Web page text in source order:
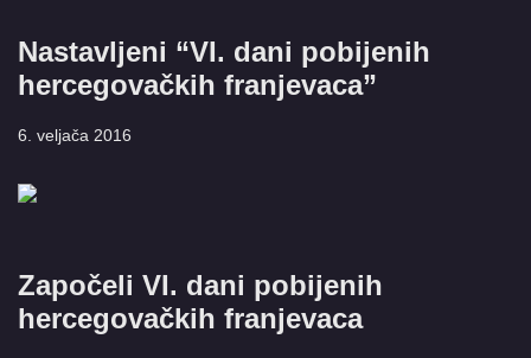
Nastavljeni “VI. dani pobijenih
hercegovačkih franjevaca”
6. veljača 2016
Započeli VI. dani pobijenih
hercegovačkih franjevaca